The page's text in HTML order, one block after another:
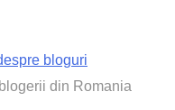
– Cu Si
din Romania